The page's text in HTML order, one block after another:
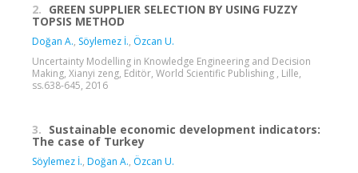
2. GREEN SUPPLIER SELECTION BY USING FUZZY
TOPSIS METHOD
Doğan A., Söylemez İ., Özcan U.
Uncertainty Modelling in Knowledge Engineering and Decision
Making, Xianyi zeng, Editör, World Scientific Publishing , Lille,
ss.638-645, 2016
3. Sustainable economic development indicators:
The case of Turkey
Söylemez İ., Doğan A., Özcan U.